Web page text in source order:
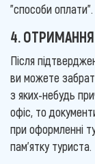
"способи оплати".
4.
Після
ви можете
з яких-небудь
офіс, то
при оформленні
пам'ятку туриста.